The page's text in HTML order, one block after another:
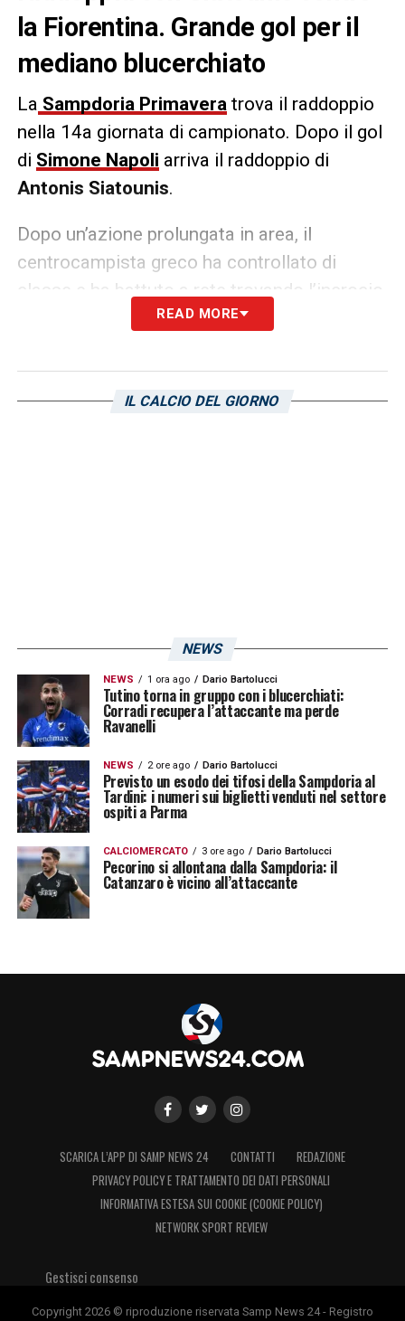
la Fiorentina. Grande gol per il
mediano blucerchiato
La Sampdoria Primavera trova il raddoppio
nella 14a giornata di campionato. Dopo il gol
di Simone Napoli arriva il raddoppio di
Antonis Siatounis.
Dopo un’azione prolungata in area, il
centrocampista greco ha controllato di
classe e ha battuto a rete trovando l’incrocio
dei pali per il 2-0 sulla Fiorentina
LA PLAYLIST DELLE NOSTRE TOP NEWS
READ MORE
IL CALCIO DEL GIORNO
NEWS
NEWS 1 ora ago Dario Bartolucci
Tutino torna in gruppo con i blucerchiati:
Corradi recupera l’attaccante ma perde
Ravanelli
NEWS 2 ore ago Dario Bartolucci
Previsto un esodo dei tifosi della Sampdoria al
Tardini: i numeri sui biglietti venduti nel settore
ospiti a Parma
CALCIOMERCATO 3 ore ago Dario Bartolucci
Pecorino si allontana dalla Sampdoria: il
Catanzaro è vicino all’attaccante
SCARICA L’APP DI SAMP NEWS 24 CONTATTI
REDAZIONE
PRIVACY POLICY E TRATTAMENTO DEI DATI PERSONALI
INFORMATIVA ESTESA SUI COOKIE (COOKIE POLICY)
NETWORK SPORT REVIEW
Gestisci consenso
Copyright 2026 © riproduzione riservata Samp News 24 - Registro